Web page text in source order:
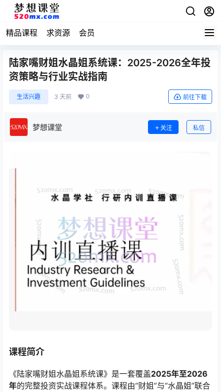
精品课程 求资源 会员
陆家嘴财姐水晶姐系统课：2025-2026全年投
资策略与行业实战指南
生活兴趣 3 天前 0 前往下载
梦想课堂 关注 私信
课程简介
《陆家嘴财姐水晶姐系统课》是一套覆盖2025年至2026
年的完整投资实战课程体系。课程由“财姐”与“水晶姐”联合